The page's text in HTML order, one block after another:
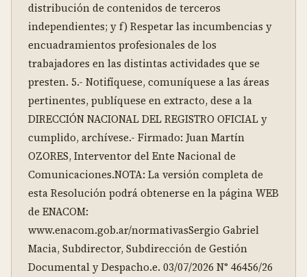
distribución de contenidos de terceros
independientes; y f) Respetar las incumbencias y
encuadramientos profesionales de los
trabajadores en las distintas actividades que se
presten. 5.- Notifíquese, comuníquese a las áreas
pertinentes, publíquese en extracto, dese a la
DIRECCIÓN NACIONAL DEL REGISTRO OFICIAL y
cumplido, archívese.- Firmado: Juan Martín
OZORES, Interventor del Ente Nacional de
Comunicaciones.NOTA: La versión completa de
esta Resolución podrá obtenerse en la página WEB
de ENACOM:
www.enacom.gob.ar/normativasSergio Gabriel
Macia, Subdirector, Subdirección de Gestión
Documental y Despacho.e. 03/07/2026 N° 46456/26